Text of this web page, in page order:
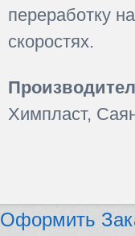
переработку
скоростях.
Химпласт,
Оформить